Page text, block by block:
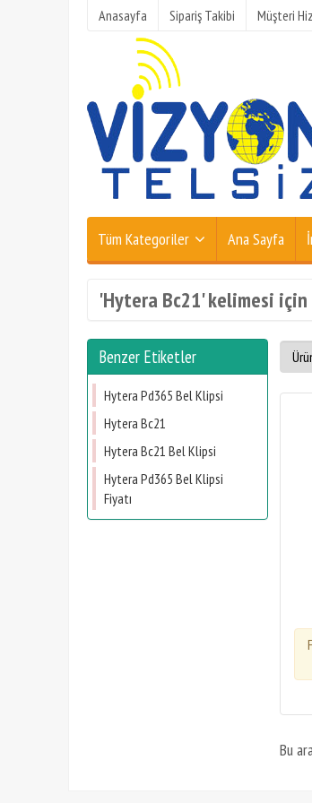
Anasayfa Sipariş Takibi Müşteri
Tüm Kategoriler Ana Sayfa
'Hytera Bc21' kelimesi
Benzer Etiketler
Hytera Pd365 Bel Klipsi
Hytera Bc21
Hytera Bc21 Bel Klipsi
Hytera Pd365 Bel Klipsi
Fiyatı
Bu